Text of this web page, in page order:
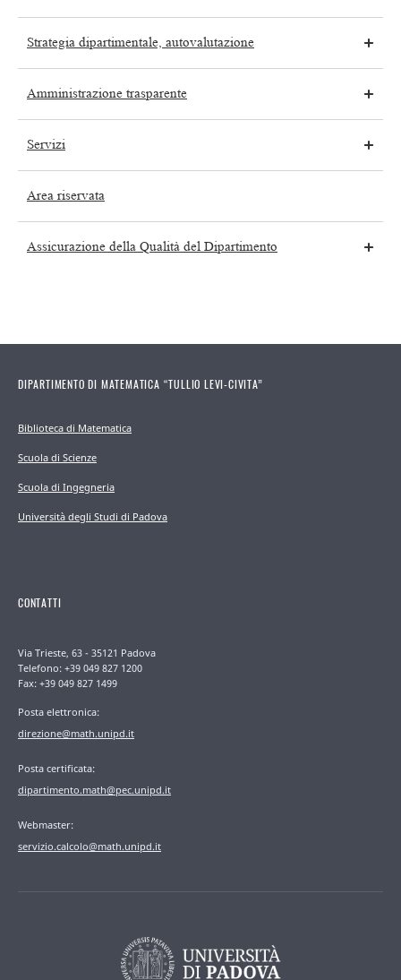
Strategia dipartimentale, autovalutazione
Amministrazione trasparente
Servizi
Area riservata
Assicurazione della Qualità del Dipartimento
DIPARTIMENTO DI MATEMATICA “TULLIO LEVI-CIVITA”
Biblioteca di Matematica
Scuola di Scienze
Scuola di Ingegneria
Università degli Studi di Padova
CONTATTI
Via Trieste, 63 - 35121 Padova
Telefono: +39 049 827 1200
Fax: +39 049 827 1499
Posta elettronica:
direzione@math.unipd.it
Posta certificata:
dipartimento.math@pec.unipd.it
Webmaster:
servizio.calcolo@math.unipd.it